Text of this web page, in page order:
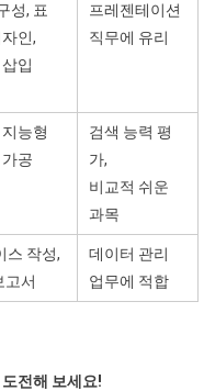
성, 표
인,
입
프레젠테이션
직무에 유리
능형
공
검색 능력 평
가,
비교적 쉬운
과목
스 작성,
고서
데이터 관리
업무에 적합
전해 보세요!